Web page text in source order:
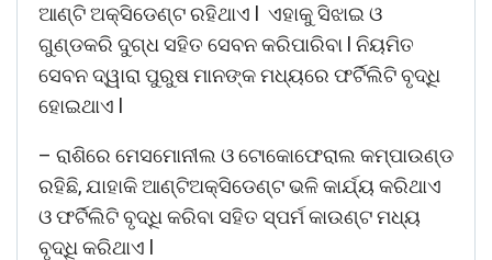
ଆଣ୍ଟି ଅକ୍ସିଡେଣ୍ଟ ରହିଥାଏ l ଏହାକୁ ସିଝାଇ ଓ
ଗୁଣ୍ଡକରି ଦୁଗ୍ଧ ସହିତ ସେବନ କରିପାରିବା l ନିୟମିତ
ସେବନ ଦ୍ୱାରା ପୁରୁଷ ମାନଙ୍କ ମଧ୍ୟରେ ଫର୍ଟିଲିଟି ବୃଦ୍ଧି
ହୋଇଥାଏ l
– ରାଶିରେ ମେସମୋନୀଲ ଓ ଟୋକୋଫେରାଲ କମ୍ପାଉଣ୍ଡ
ରହିଛି, ଯାହାକି ଆଣ୍ଟିଅକ୍ସିଡେଣ୍ଟ ଭଳି କାର୍ଯ୍ୟ କରିଥାଏ
ଓ ଫର୍ଟିଲିଟି ବୃଦ୍ଧି କରିବା ସହିତ ସ୍ପର୍ମ କାଉଣ୍ଟ ମଧ୍ୟ
ବୃଦ୍ଧି କରିଥାଏ l